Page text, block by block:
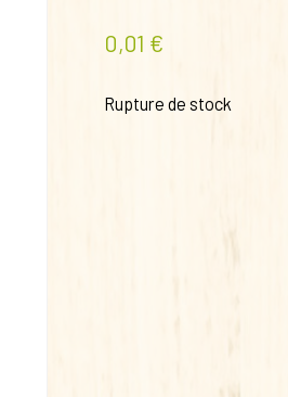
0,01 €
Rupture de stock